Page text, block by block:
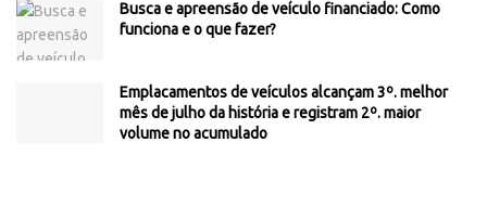
Busca e apreensão de veículo financiado: Como
funciona e o que fazer?
Emplacamentos de veículos alcançam 3º. melhor
mês de julho da história e registram 2º. maior
volume no acumulado